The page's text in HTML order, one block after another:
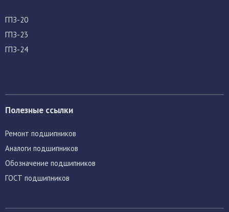
ГПЗ-20
ГПЗ-23
ГПЗ-24
Полезные ссылки
Ремонт подшипников
Аналоги подшипников
Обозначение подшипников
ГОСТ подшипников